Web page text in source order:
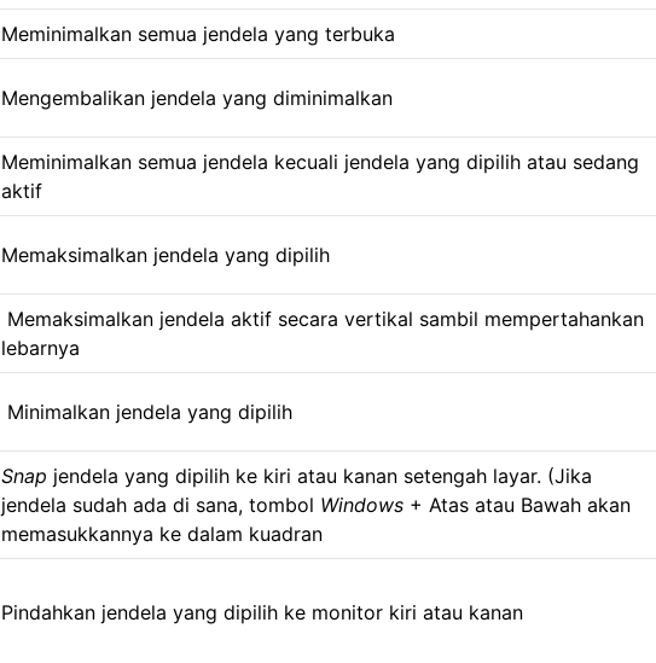
Meminimalkan semua jendela yang terbuka
Mengembalikan jendela yang diminimalkan
Meminimalkan semua jendela kecuali jendela yang dipilih atau sedang
aktif
Memaksimalkan jendela yang dipilih
Memaksimalkan jendela aktif secara vertikal sambil mempertahankan
lebarnya
Minimalkan jendela yang dipilih
Snap jendela yang dipilih ke kiri atau kanan setengah layar. (Jika
jendela sudah ada di sana, tombol Windows + Atas atau Bawah akan
memasukkannya ke dalam kuadran
Pindahkan jendela yang dipilih ke monitor kiri atau kanan